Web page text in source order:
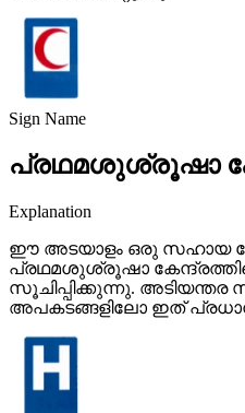
Sign Name
പ്രഥമശുശ്രൂഷാ
Explanation
ഈ അടയാളം ഒരു സഹായ
പ്രഥമശുശ്രൂഷാ
സൂചിപ്പിക്കുന്നു.
അപകടങ്ങളിലോ ഇത്